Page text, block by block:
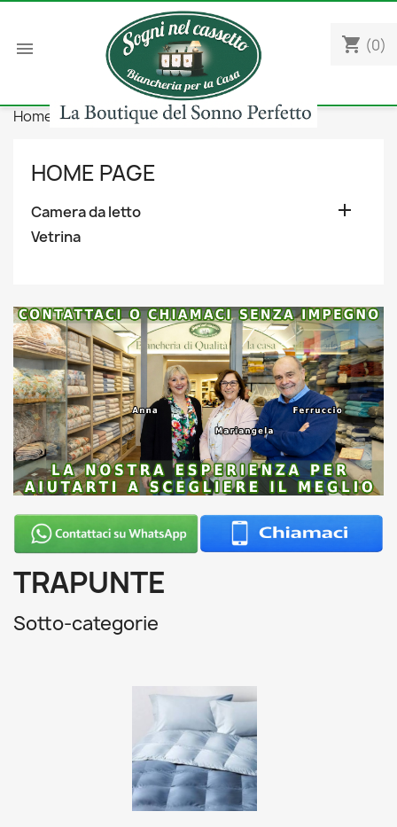
 shopping_cart (0)
Home Camera da letto Trapunte
HOME PAGE
Camera da letto 
Vetrina
TRAPUNTE
Sotto-categorie